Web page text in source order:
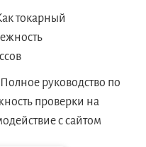
токарный
Полное руководство по
проверки на
с сайтом